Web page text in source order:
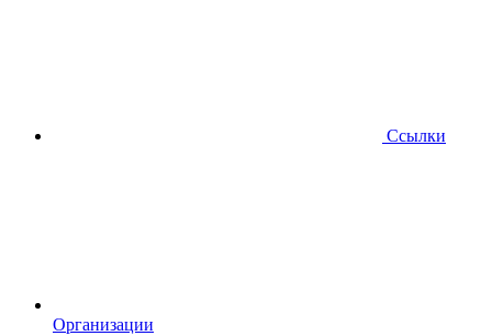
Ссылки
Организации